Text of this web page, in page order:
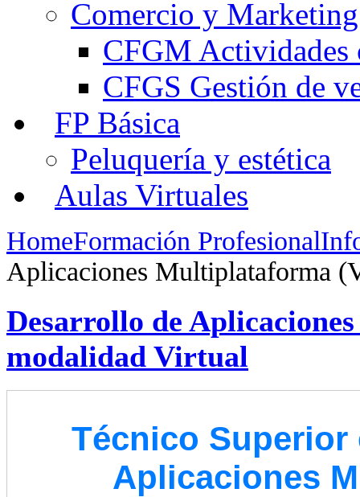
Comercio y Marketing
CFGM Actividades
CFGS Gestión de
FP Básica
Peluquería y estética
Aulas Virtuales
HomeFormación Profesional
Aplicaciones Multiplataforma
Desarrollo de
modalidad Virtual
Técnico Superior
Aplicaciones